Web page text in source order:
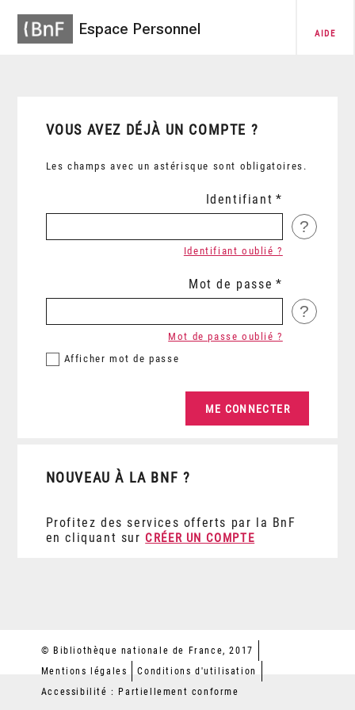
Espace Personnel AIDE
VOUS AVEZ DÉJÀ UN COMPTE ?
Les champs avec un astérisque sont obligatoires.
Identifiant
?
Identifiant oublié ?
Mot de passe
?
Afficher mot de passe
Mot de passe oublié ?
NOUVEAU À LA BNF ?
Profitez des services offerts par la BnF
en cliquant sur CRÉER UN COMPTE
© Bibliothèque nationale de France, 2017
Mentions légales
Conditions d'utilisation
Accessibilité : Partiellement conforme